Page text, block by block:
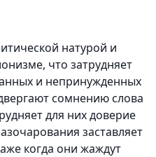
натурой и
что затрудняет
и непринужденных
сомнению слова
для них доверие
заставляет
когда они жаждут